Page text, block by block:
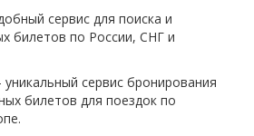
сервис для поиска и
билетов по России, СНГ и
сервис бронирования
билетов для поездок по